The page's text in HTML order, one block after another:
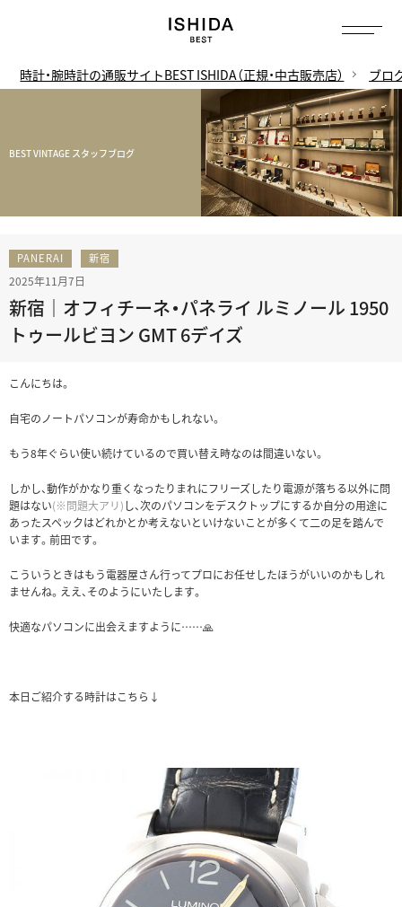
時計・腕時計の通販サイトBEST ISHIDA（正規・中古販売店） ブロ
BEST VINTAGE スタッフブログ
PANERAI 新宿
2025年11月7日
新宿｜オフィチーネ・パネライ ルミノール 1950
トゥールビヨン GMT 6デイズ
こんにちは。
自宅のノートパソコンが寿命かもしれない。
もう8年ぐらい使い続けているので買い替え時なのは間違いない。
しかし、動作がかなり重くなったりまれにフリーズしたり電源が落ちる以外に問
題はない(※問題大アリ)し、次のパソコンをデスクトップにするか自分の用途に
あったスペックはどれかとか考えないといけないことが多くて二の足を踏んで
います。前田です。
こういうときはもう電器屋さん行ってプロにお任せしたほうがいいのかもしれ
ませんね。ええ、そのようにいたします。
快適なパソコンに出会えますように……🙏
本日ご紹介する時計はこちら↓